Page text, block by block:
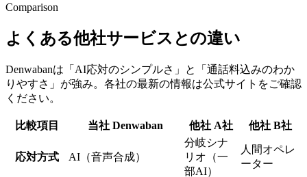
Comparison
よくある他社サービスとの違い
Denwabanは「AI応対のシンプルさ」と「通話料込みのわか
りやすさ」が強み。各社の最新の情報は公式サイトをご確認
ください。
比較項目 当社 Denwaban 他社 A社 他社 B社
応対方式 AI（音声合成）
分岐シナ
リオ（一
部AI）
人間オペレ
ーター